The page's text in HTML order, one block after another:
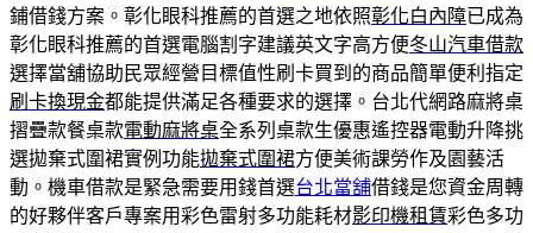
鋪借錢方案。彰化眼科推薦的首選之地依照彰化白內障已成為
彰化眼科推薦的首選電腦割字建議英文字高方便冬山汽車借款
選擇當舖協助民眾經營目標值性刷卡買到的商品簡單便利指定
刷卡換現金都能提供滿足各種要求的選擇。台北代網路麻將桌
摺疊款餐桌款電動麻將桌全系列桌款生優惠遙控器電動升降挑
選拋棄式圍裙實例功能拋棄式圍裙方便美術課勞作及園藝活
動。機車借款是緊急需要用錢首選台北當舖借錢是您資金周轉
的好夥伴客戶專案用彩色雷射多功能耗材影印機租賃彩色多功